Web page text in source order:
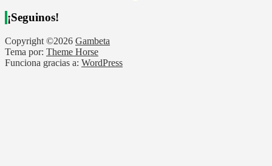
¡Seguinos!
Copyright ©2026 Gambeta
Tema por: Theme Horse
Funciona gracias a: WordPress